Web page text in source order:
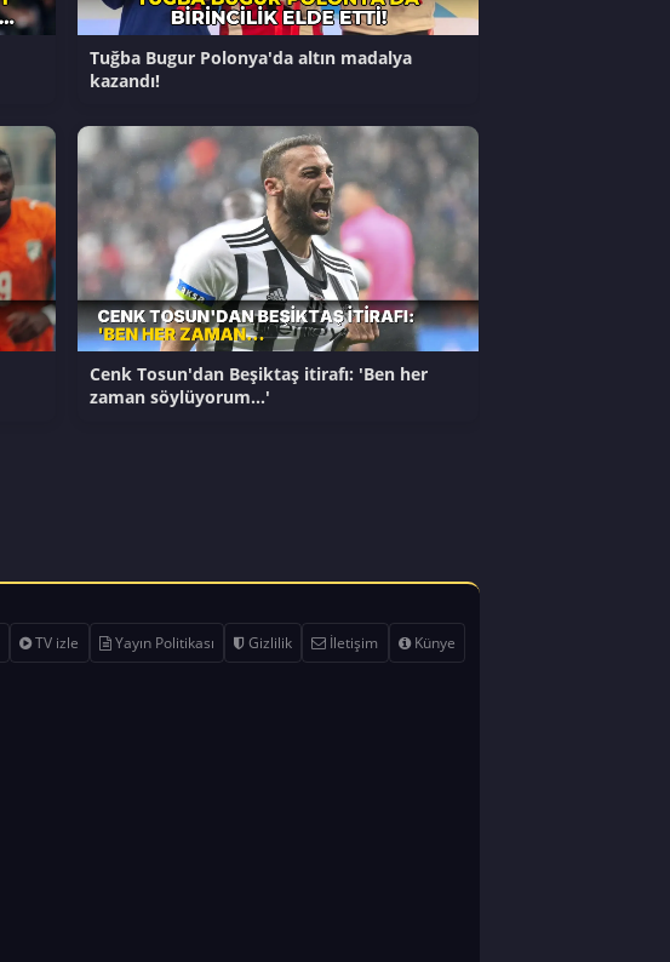
Tuğba Bugur Polonya'da altın madalya
kazandı!
Cenk Tosun'dan Beşiktaş itirafı: 'Ben her
zaman söylüyorum...'
TV izle Yayın Politikası Gizlilik İletişim Künye